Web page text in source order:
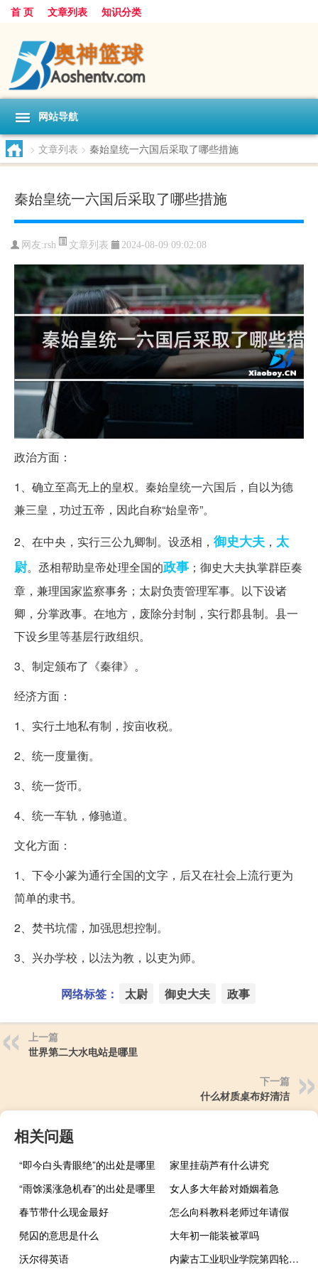
首 页 文章列表 知识分类
网站导航
> 文章列表 > 秦始皇统一六国后采取了哪些措施
秦始皇统一六国后采取了哪些措施
网友:rsh 文章列表 2024-08-09 09:02:08
政治方面：
1、确立至高无上的皇权。秦始皇统一六国后，自以为德
兼三皇，功过五帝，因此自称“始皇帝”。
2、在中央，实行三公九卿制。设丞相， 御史大夫 ， 太
尉。丞相帮助皇帝处理全国的政事 ；御史大夫执掌群臣奏
章，兼理国家监察事务；太尉负责管理军事。以下设诸
卿，分掌政事。在地方，废除分封制，实行郡县制。县一
下设乡里等基层行政组织。
3、制定颁布了《秦律》。
经济方面：
1、实行土地私有制，按亩收税。
2、统一度量衡。
3、统一货币。
4、统一车轨，修驰道。
文化方面：
1、下令小篆为通行全国的文字，后又在社会上流行更为
简单的隶书。
2、焚书坑儒，加强思想控制。
3、兴办学校，以法为教，以吏为师。
网络标签： 太尉 御史大夫 政事
上一篇
世界第二大水电站是哪里
下一篇
什么材质桌布好清洁
相关问题
“即今白头青眼绝”的出处是哪里
家里挂葫芦有什么讲究
“雨馀溪涨急机舂”的出处是哪里
女人多大年龄对婚姻着急
春节带什么现金最好
怎么向科教科老师过年请假
髡囚的意思是什么
大年初一能装被罩吗
沃尔得英语
内蒙古工业职业学院第四轮学科评估结果